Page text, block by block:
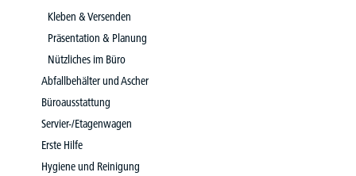
Kleben & Versenden
Präsentation & Planung
Nützliches im Büro
Abfallbehälter und Ascher
Büroausstattung
Servier-/Etagenwagen
Erste Hilfe
Hygiene und Reinigung